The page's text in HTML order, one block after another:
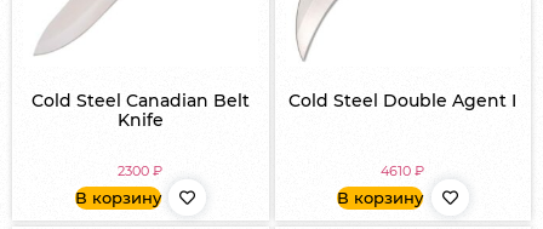
Cold Steel Canadian Belt
Knife
2300₽
В корзину
Cold Steel Double Agent I
4610₽
В корзину